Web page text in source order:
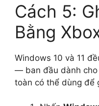
Cách 5:
Bằng
Windows 10 và 11
— ban đầu dành cho
toàn có thể dùng để